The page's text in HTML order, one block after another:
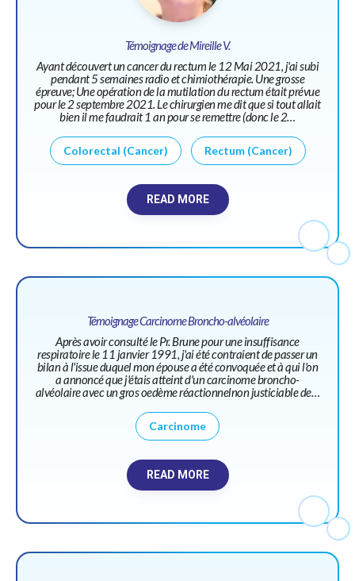
Témoignage de Mireille V.
Ayant découvert un cancer du rectum le 12 Mai 2021, j'ai subi
pendant 5 semaines radio et chimiothérapie. Une grosse
épreuve; Une opération de la mutilation du rectum était prévue
pour le 2 septembre 2021. Le chirurgien me dit que si tout allait
bien il me faudrait 1 an pour se remettre (donc le 2…
Colorectal (Cancer) Rectum (Cancer)
READ MORE
Témoignage Carcinome Broncho-alvéolaire
Après avoir consulté le Pr. Brune pour une insuffisance
respiratoire le 11 janvier 1991, j'ai été contraient de passer un
bilan à l'issue duquel mon épouse a été convoquée et à qui l'on
a annoncé que j'étais atteint d'un carcinome broncho-
alvéolaire avec un gros oedème réactionnelnon justiciable de…
Carcinome
READ MORE